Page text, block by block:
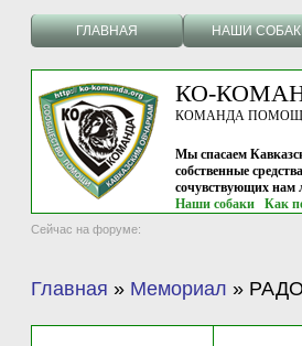
ГЛАВНАЯ НАШИ
КО-
КОМАНДА ПОМОЩИ
Мы спасаем
собственные
сочувствующих нам
Наши собаки
Как
Сейчас на форуме:
Главная » Мемориал »